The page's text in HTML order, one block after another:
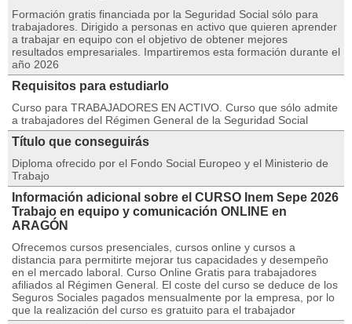
Formación gratis financiada por la Seguridad Social sólo para
trabajadores. Dirigido a personas en activo que quieren aprender
a trabajar en equipo con el objetivo de obtener mejores
resultados empresariales. Impartiremos esta formación durante el
año 2026
Requisitos para estudiarlo
Curso para TRABAJADORES EN ACTIVO. Curso que sólo admite
a trabajadores del Régimen General de la Seguridad Social
Título que conseguirás
Diploma ofrecido por el Fondo Social Europeo y el Ministerio de
Trabajo
Información adicional sobre el CURSO Inem Sepe 2026
Trabajo en equipo y comunicación ONLINE en
ARAGÓN
Ofrecemos cursos presenciales, cursos online y cursos a
distancia para permitirte mejorar tus capacidades y desempeño
en el mercado laboral. Curso Online Gratis para trabajadores
afiliados al Régimen General. El coste del curso se deduce de los
Seguros Sociales pagados mensualmente por la empresa, por lo
que la realización del curso es gratuito para el trabajador